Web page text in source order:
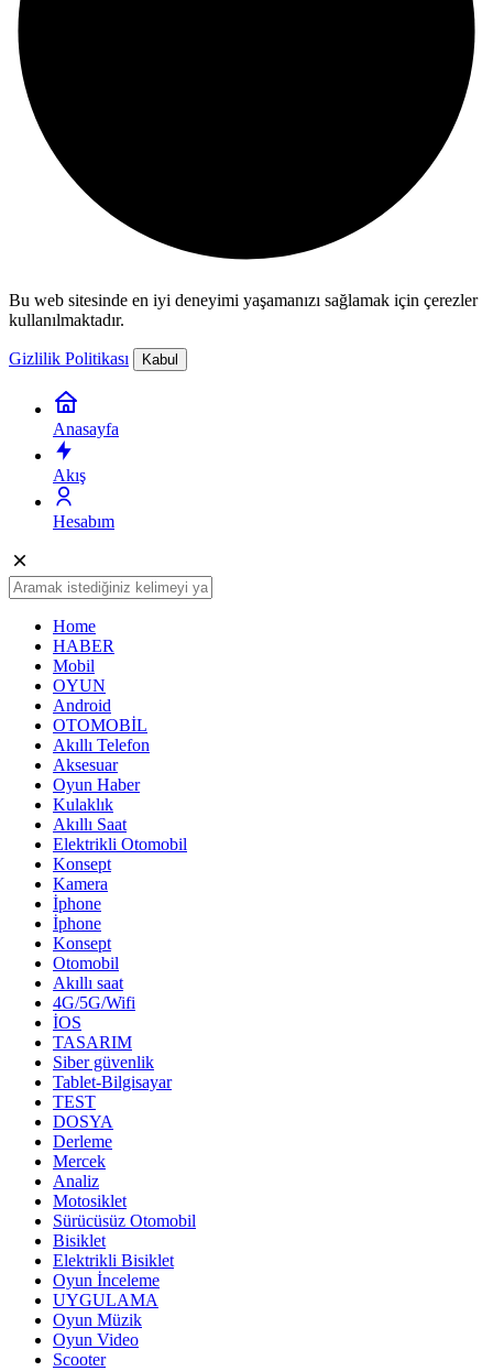
Bu web sitesinde en iyi deneyimi yaşamanızı sağlamak için çerezler
kullanılmaktadır.
Gizlilik Politikası Kabul
Anasayfa
Akış
Hesabım
Home
HABER
Mobil
OYUN
Android
OTOMOBİL
Akıllı Telefon
Aksesuar
Oyun Haber
Kulaklık
Akıllı Saat
Elektrikli Otomobil
Konsept
Kamera
İphone
İphone
Konsept
Otomobil
Akıllı saat
4G/5G/Wifi
İOS
TASARIM
Siber güvenlik
Tablet-Bilgisayar
TEST
DOSYA
Derleme
Mercek
Analiz
Motosiklet
Sürücüsüz Otomobil
Bisiklet
Elektrikli Bisiklet
Oyun İnceleme
UYGULAMA
Oyun Müzik
Oyun Video
Scooter